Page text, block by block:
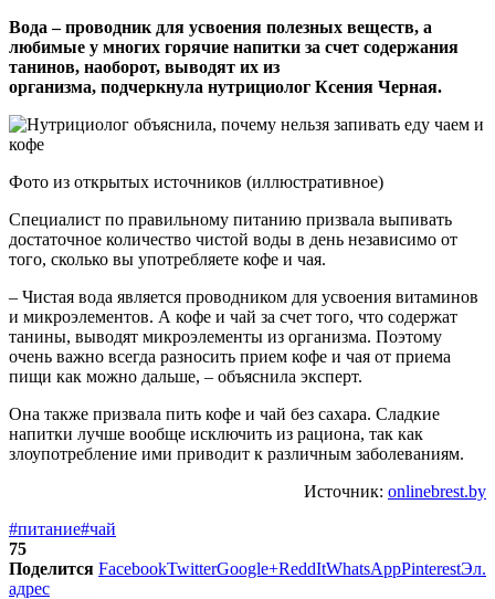
Вода – проводник для усвоения полезных веществ, а
любимые у многих горячие напитки за счет содержания
танинов, наоборот, выводят их из
организма, подчеркнула нутрициолог Ксения Черная.
Фото из открытых источников (иллюстративное)
Специалист по правильному питанию призвала выпивать
достаточное количество чистой воды в день независимо от
того, сколько вы употребляете кофе и чая.
– Чистая вода является проводником для усвоения витаминов
и микроэлементов. А кофе и чай за счет того, что содержат
танины, выводят микроэлементы из организма. Поэтому
очень важно всегда разносить прием кофе и чая от приема
пищи как можно дальше, – объяснила эксперт.
Она также призвала пить кофе и чай без сахара. Сладкие
напитки лучше вообще исключить из рациона, так как
злоупотребление ими приводит к различным заболеваниям.
Источник: onlinebrest.by
#питание#чай
75
Поделится FacebookTwitterGoogle+ReddItWhatsAppPinterestЭл.
адрес